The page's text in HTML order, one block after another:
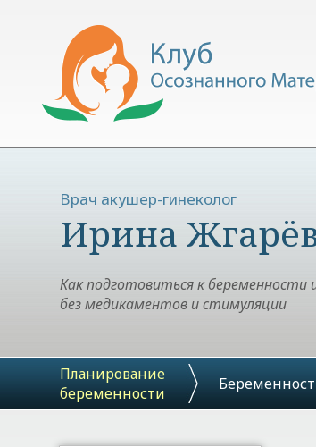
Врач акушер-гинеколог
Ирина
Как подготовиться к беременности
без медикаментов и стимуляции
Планирование
беременности